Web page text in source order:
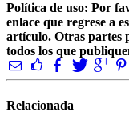
Política de uso: Por
enlace que regrese a
artículo. Otras partes
todos los que
Relacionada